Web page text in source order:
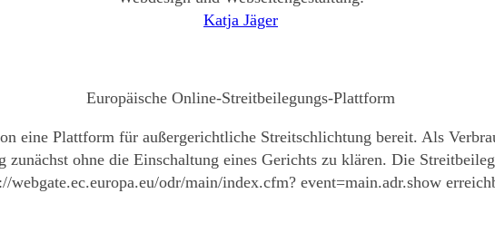
Katja Jäger
Europäische Online-Streitbeilegungs-Plattform
eine Plattform für außergerichtliche Streitschlichtung bereit. Als
zunächst ohne die Einschaltung eines Gerichts zu klären. Die
webgate.ec.europa.eu/odr/main/index.cfm? event=main.adr.show